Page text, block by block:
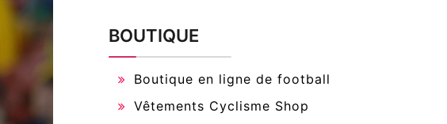
BOUTIQUE
Boutique en ligne de football
Vêtements Cyclisme Shop